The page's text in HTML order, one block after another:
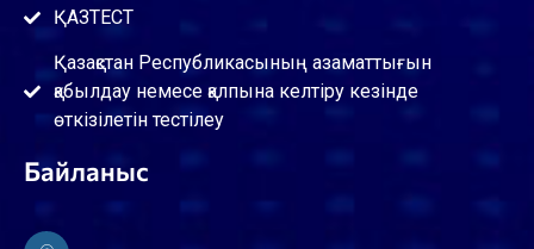
ҚАЗТЕСТ
Қазақстан Республикасының азаматтығын
қабылдау немесе қалпына келтіру кезінде
өткізілетін тестілеу
Байланыс